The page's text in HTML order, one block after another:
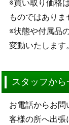
※買い取り価格
ものではありま
※状態や付属品
変動いたします
スタッフから
お電話からお問
客様の所へ出張